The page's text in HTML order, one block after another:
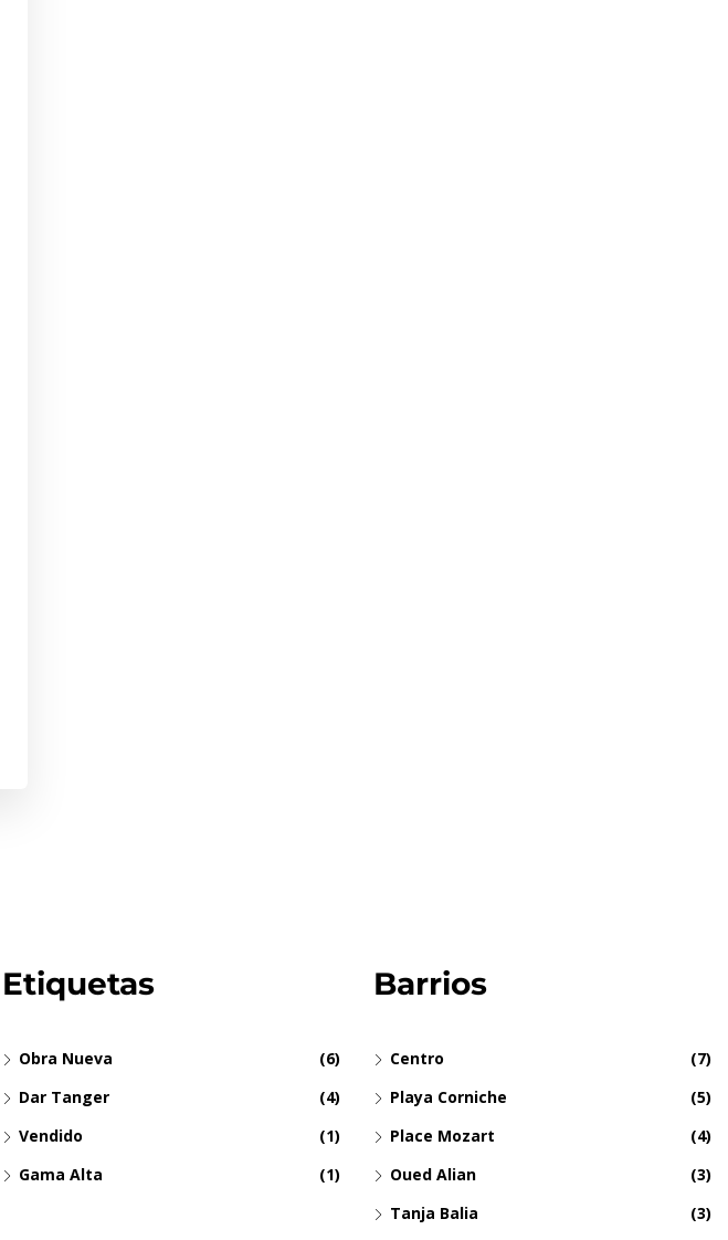
Etiquetas
Obra Nueva
(6)
Dar Tanger
(4)
Vendido
(1)
Gama Alta
(1)
Barrios
Centro
(7)
Playa Corniche
(5)
Place Mozart
(4)
Oued Alian
(3)
Tanja Balia
(3)